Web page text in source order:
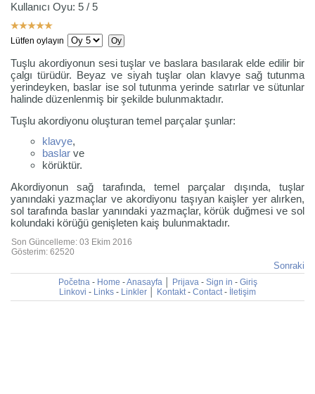
Kullanıcı Oyu: 5 / 5
Lütfen oylayın
Tuşlu akordiyonun sesi tuşlar ve baslara basılarak elde edilir bir
çalgı türüdür. Beyaz ve siyah tuşlar olan klavye sağ tutunma
yerindeyken, baslar ise sol tutunma yerinde satırlar ve sütunlar
halinde düzenlenmiş bir şekilde bulunmaktadır.
Tuşlu akordiyonu oluşturan temel parçalar şunlar:
klavye,
baslar ve
körüktür.
Akordiyonun sağ tarafında, temel parçalar dışında, tuşlar
yanındaki yazmaçlar ve akordiyonu taşıyan kaişler yer alırken,
sol tarafında baslar yanındaki yazmaçlar, körük duğmesi ve sol
kolundaki körüğü genişleten kaiş bulunmaktadır.
Son Güncelleme: 03 Ekim 2016
Gösterim: 62520
Sonraki
Početna- Home -Anasayfa│ Prijava- Sign in - Giriş
Linkovi - Links - Linkler Kontakt- Contact- İletişim